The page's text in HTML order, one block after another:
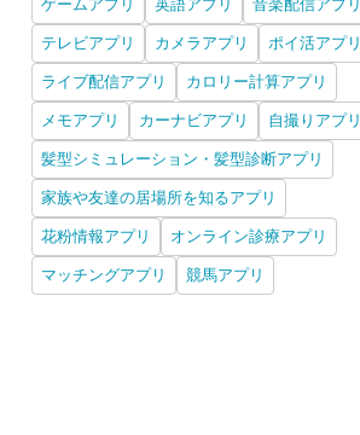
ゲームアプリ 英語アプリ 音楽配信アプリ
テレビアプリ カメラアプリ ポイ活アプリ
ライブ配信アプリ カロリー計算アプリ
メモアプリ カーナビアプリ 自撮りアプリ
髪型シミュレーション・髪型診断アプリ
家族や友達の居場所を知るアプリ
花粉情報アプリ オンライン診療アプリ
マッチングアプリ 競馬アプリ